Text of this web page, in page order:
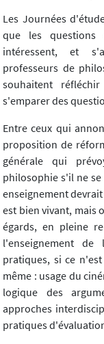
Les Journées
que les questions
intéressent, et
professeurs de
souhaitent
s'emparer des
Entre ceux qui
proposition de
générale qui
philosophie s'il ne
enseignement
est bien vivant, mais
égards, en pleine
l'enseignement
pratiques, si ce
même : usage du
logique des
approches
pratiques